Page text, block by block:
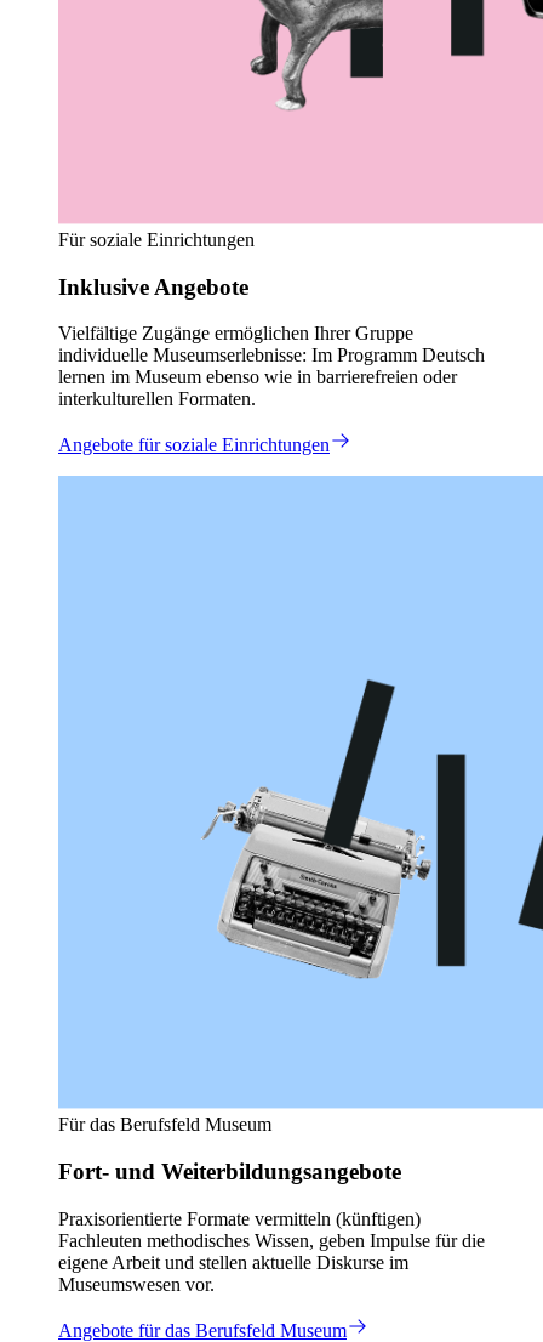
Für soziale Einrichtungen
Inklusive Angebote
Vielfältige Zugänge ermöglichen Ihrer Gruppe
individuelle Museumserlebnisse: Im Programm Deutsch
lernen im Museum ebenso wie in barrierefreien oder
interkulturellen Formaten.
Angebote für soziale Einrichtungen
Für das Berufsfeld Museum
Fort- und Weiterbildungsangebote
Praxisorientierte Formate vermitteln (künftigen)
Fachleuten methodisches Wissen, geben Impulse für die
eigene Arbeit und stellen aktuelle Diskurse im
Museumswesen vor.
Angebote für das Berufsfeld Museum